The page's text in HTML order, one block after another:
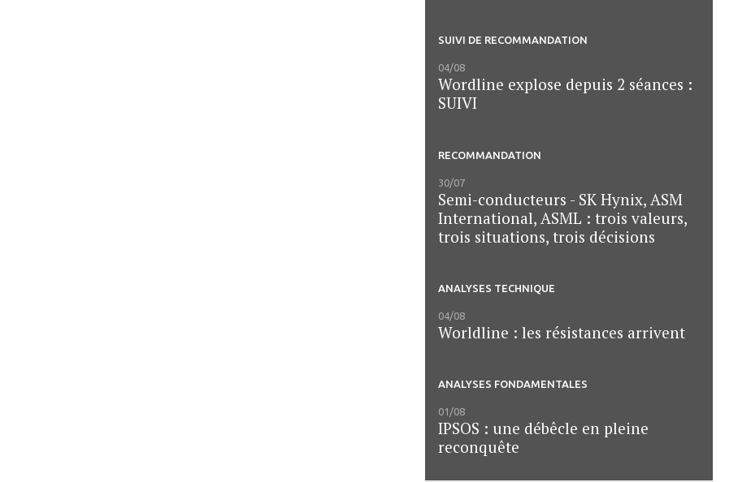
SUIVI DE RECOMMANDATION
04/08
Wordline explose depuis 2 séances :
SUIVI
RECOMMANDATION
30/07
Semi-conducteurs - SK Hynix, ASM
International, ASML : trois valeurs,
trois situations, trois décisions
ANALYSES TECHNIQUE
04/08
Worldline : les résistances arrivent
ANALYSES FONDAMENTALES
01/08
IPSOS : une débêcle en pleine
reconquête